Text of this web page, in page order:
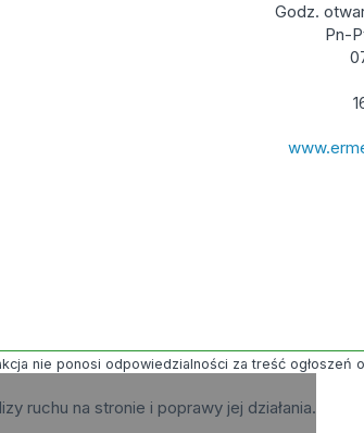
Godz.
Pn-
nie ponosi odpowiedzialności za treść ogłoszeń
ruchu na stronie i poprawy jej działania.